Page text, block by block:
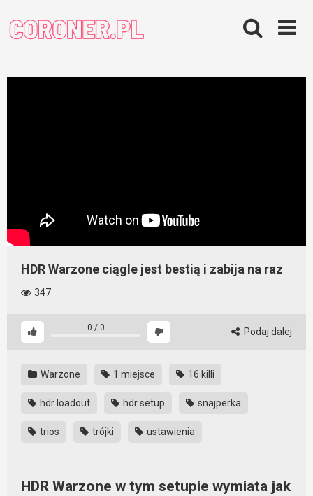
content
HDR Warzone ciągle jest bestią i zabija na raz
347
0 / 0 Podaj dalej
Warzone 1 miejsce 16 killi
hdr loadout hdr setup snajperka
trios trójki ustawienia
HDR Warzone w tym setupie wymiata jak